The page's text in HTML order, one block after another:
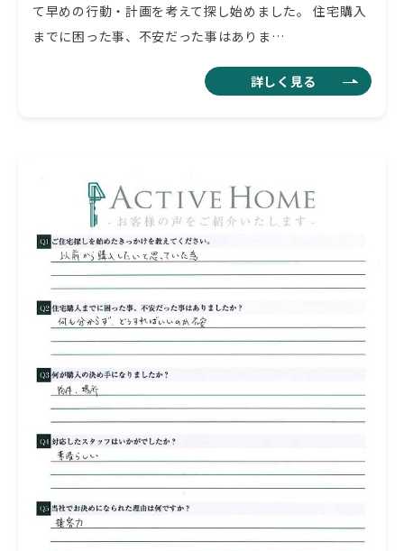
て早めの行動・計画を考えて探し始めました。 住宅購入
までに困った事、不安だった事はありま…
詳しく見る